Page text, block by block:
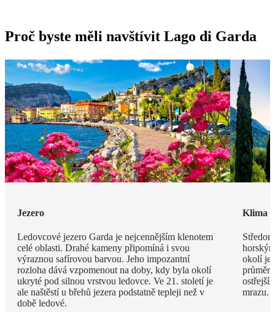
Proč byste měli navštívit Lago di Garda
Jezero
Ledovcové jezero Garda je nejcennějším klenotem
celé oblasti. Drahé kameny připomíná i svou
výraznou safírovou barvou. Jeho impozantní
rozloha dává vzpomenout na doby, kdy byla okolí
ukryté pod silnou vrstvou ledovce. Ve 21. století je
ale naštěstí u břehů jezera podstatně tepleji než v
době ledové.
Klima
okolí
mrazu.